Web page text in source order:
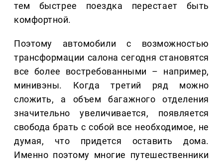
тем быстрее поездка перестает быть
комфортной.
Поэтому автомобили с возможностью
трансформации салона сегодня становятся
все более востребованными – например,
минивэны. Когда третий ряд можно
сложить, а объем багажного отделения
значительно увеличивается, появляется
свобода брать с собой все необходимое, не
думая, что придется оставить дома.
Именно поэтому многие путешественники